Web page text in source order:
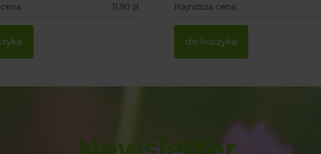
11,90 zł Najniższa cena:
do koszyka